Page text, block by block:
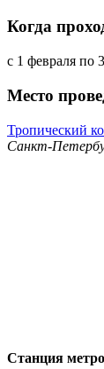
Когда
с 1 февраля по
Место
Тропический
Санкт-
Станция метро